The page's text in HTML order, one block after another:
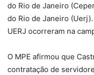
do Rio de Janeiro
do Rio de Janeiro
UERJ ocorreram na
O MPE afirmou que
contratação de